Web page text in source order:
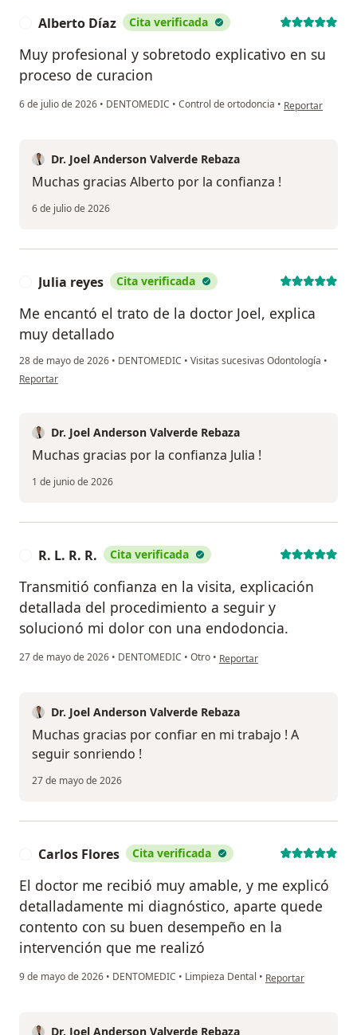
Alberto Díaz Cita verificada
Muy profesional y sobretodo explicativo en su
proceso de curacion
6 de julio de 2026 • DENTOMEDIC • Control de ortodoncia • en opinión del
Reportar
Dr. Joel Anderson Valverde Rebaza
Muchas gracias Alberto por la confianza !
6 de julio de 2026
Julia reyes Cita verificada
Me encantó el trato de la doctor Joel, explica
muy detallado
28 de mayo de 2026 • DENTOMEDIC • Visitas sucesivas Odontología •
en opinión del usuario Julia reyes
Reportar
Dr. Joel Anderson Valverde Rebaza
Muchas gracias por la confianza Julia !
1 de junio de 2026
R. L. R. R. Cita verificada
Transmitió confianza en la visita, explicación
detallada del procedimiento a seguir y
solucionó mi dolor con una endodoncia.
27 de mayo de 2026 • DENTOMEDIC • Otro • en opinión del usuario R. L. R. R.
Reportar
Dr. Joel Anderson Valverde Rebaza
Muchas gracias por confiar en mi trabajo ! A
seguir sonriendo !
27 de mayo de 2026
Carlos Flores Cita verificada
El doctor me recibió muy amable, y me explicó
detalladamente mi diagnóstico, aparte quede
contento con su buen desempeño en la
intervención que me realizó
9 de mayo de 2026 • DENTOMEDIC • Limpieza Dental • en opinión del
Reportar
Dr. Joel Anderson Valverde Rebaza